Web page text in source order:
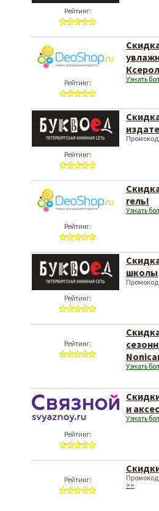
Рейтинг:
Рейтинг: Узнать
Рейтинг:
Рейтинг:
гель!
Узнать
Рейтинг:
школы
Рейтинг:
Узнать
Рейтинг:
и
Узнать
Рейтинг: Промокод
>>